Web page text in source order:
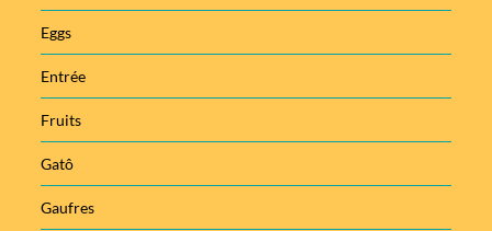
Eggs
Entrée
Fruits
Gatô
Gaufres